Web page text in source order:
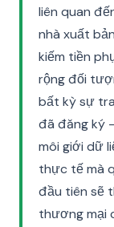
liên quan
nhà xuất
kiếm tiền
rộng đối
bất kỳ sự
đã đăng ký
môi giới dữ
thực tế mà
đầu tiên sẽ
thương mại